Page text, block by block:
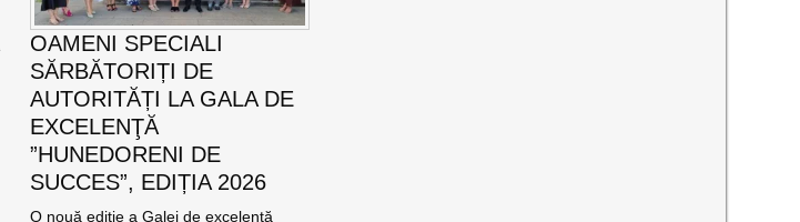
OAMENI SPECIALI
SĂRBĂTORIȚI DE
AUTORITĂȚI LA GALA DE
EXCELENŢĂ
”HUNEDORENI DE
SUCCES”, EDIȚIA 2026
O nouă ediție a Galei de excelență